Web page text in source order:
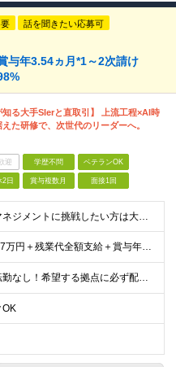
話を聞きたい応募可
与年3.54ヵ月*1～2次請け
知る大手SIerと直取引】 上流工程×AI時
た研修で、次世代のリーダーへ。
迎 学歴不問 ベテランOK
2日 賞与複数月 面接1回
【上流工程やマネジメントに挑戦したい方は大歓迎です！】 ★開発エンジニアとしての実務経験をお持ちの方 ★上記に加え、下記いずれかに該当する方 ・チームのリーダー／サブリーダーの経験をお持ちの方 ・教育
月給35万円～57万円＋残業代全額支給＋賞与年3.45ヵ月(リーダー経験者) 月給32万円～43万円＋残業代全額支給＋賞与年3.45ヵ月(実務経験者) 入社時想定年収： 490万円～798万円(リー
≪会社都合の転勤なし！希望する拠点に必ず配属します。新潟Uターン・Iターン大歓迎！≫ 首都圏(東京、神奈川、千葉、埼玉)または新潟市、長岡市周辺のお客様先または各拠点での勤務となります。 ■東京支社
OK